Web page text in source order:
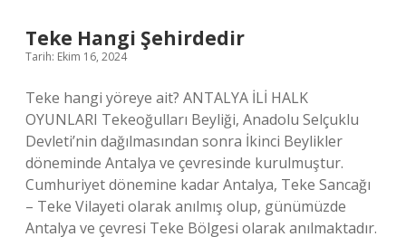
Teke Hangi Şehirdedir
Tarih: Ekim 16, 2024
Teke hangi yöreye ait? ANTALYA İLİ HALK
OYUNLARI Tekeoğulları Beyliği, Anadolu Selçuklu
Devleti’nin dağılmasından sonra İkinci Beylikler
döneminde Antalya ve çevresinde kurulmuştur.
Cumhuriyet dönemine kadar Antalya, Teke Sancağı
– Teke Vilayeti olarak anılmış olup, günümüzde
Antalya ve çevresi Teke Bölgesi olarak anılmaktadır.